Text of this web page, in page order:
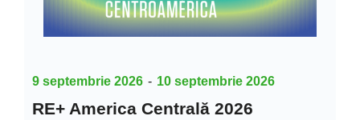
9 septembrie 2026 - 10 septembrie 2026
RE+ America Centrală 2026